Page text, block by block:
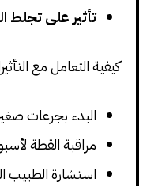
تأثير على تجلط
كيفية التعامل مع
البدء بجرعات
مراقبة القطة
استشارة الطبيب